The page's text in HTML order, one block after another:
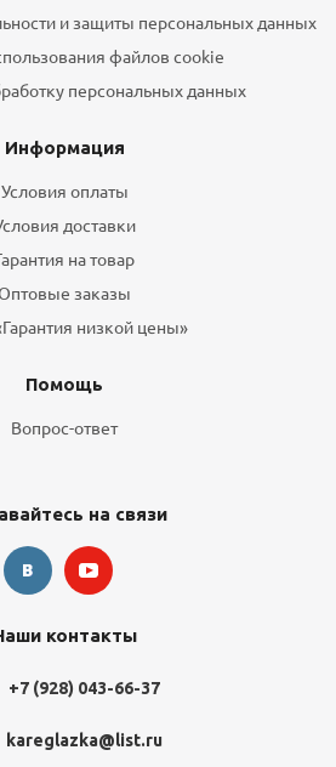
и защиты персональных данных
файлов cookie
персональных данных
Информация
Условия оплаты
доставки
на товар
заказы
низкой цены»
Помощь
Вопрос-ответ
на связи
контакты
+7 (928) 043-66-37
kareglazka@list.ru